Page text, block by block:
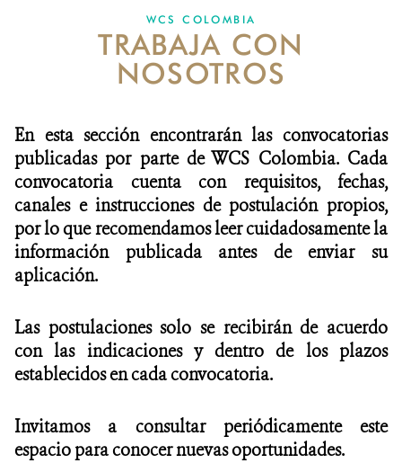
NOTICIAS
WCS VISUAL
ALIADOS Y ALIANZAS
COBERTURA EN MEDIOS DE COMUNICACIÓN
INFORME ANUAL WCS
MECANISMO DE ATENCIÓN DE QUEJAS Y RECLAMOS
DONA
WCS COLOMBIA
TRABAJA CON
NOSOTROS
En esta sección encontrarán las convocatorias
publicadas por parte de WCS Colombia. Cada
convocatoria cuenta con requisitos, fechas,
canales e instrucciones de postulación propios,
por lo que recomendamos leer cuidadosamente la
información publicada antes de enviar su
aplicación.
Las postulaciones solo se recibirán de acuerdo
con las indicaciones y dentro de los plazos
establecidos en cada convocatoria.
Invitamos a consultar periódicamente este
espacio para conocer nuevas oportunidades.